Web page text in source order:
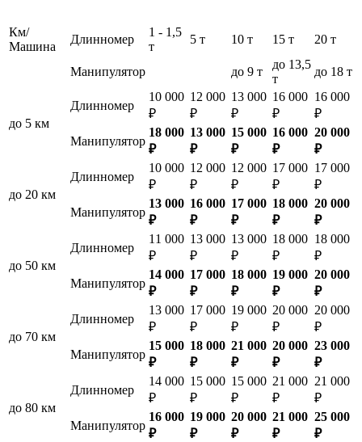
Км/
Машина
Длинномер
1 - 1,5
т
5 т 10 т 15 т 20 т
Манипулятор до 9 т
до 13,5
т
до 18 т
до 5 км
Длинномер
10 000
₽
12 000
₽
13 000
₽
16 000
₽
16 000
₽
Манипулятор
18 000
₽
13 000
₽
15 000
₽
16 000
₽
20 000
₽
до 20 км
Длинномер
10 000
₽
12 000
₽
12 000
₽
17 000
₽
17 000
₽
Манипулятор
13 000
₽
16 000
₽
17 000
₽
18 000
₽
20 000
₽
до 50 км
Длинномер
11 000
₽
13 000
₽
13 000
₽
18 000
₽
18 000
₽
Манипулятор
14 000
₽
17 000
₽
18 000
₽
19 000
₽
20 000
₽
до 70 км
Длинномер
13 000
₽
17 000
₽
19 000
₽
20 000
₽
20 000
₽
Манипулятор
15 000
₽
18 000
₽
21 000
₽
20 000
₽
23 000
₽
до 80 км
Длинномер
14 000
₽
15 000
₽
15 000
₽
21 000
₽
21 000
₽
Манипулятор
16 000
₽
19 000
₽
20 000
₽
21 000
₽
25 000
₽